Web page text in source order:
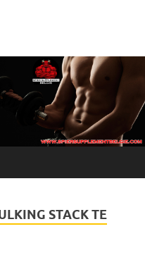
|
Bulk
in
STACK TE